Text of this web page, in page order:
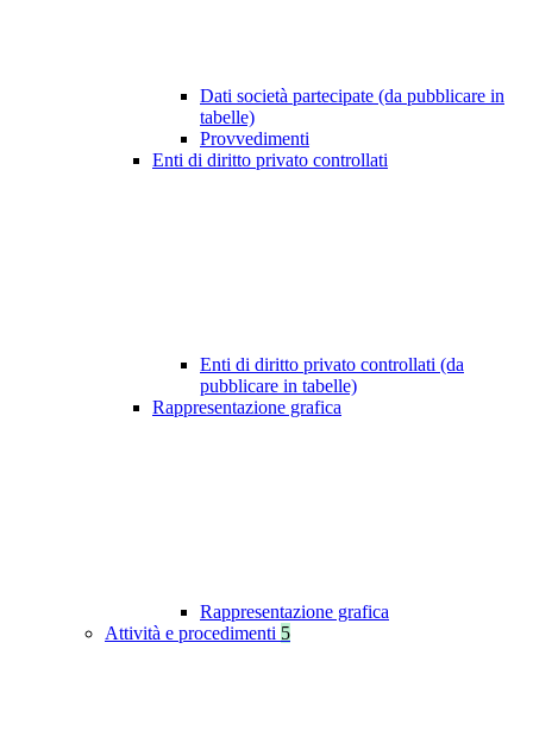
Dati società partecipate (da pubblicare in
tabelle)
Provvedimenti
Enti di diritto privato controllati
Enti di diritto privato controllati (da
pubblicare in tabelle)
Rappresentazione grafica
Rappresentazione grafica
Attività e procedimenti 5